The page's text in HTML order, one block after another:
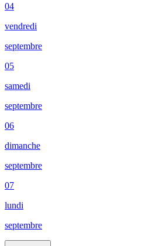
04
vendredi
septembre
05
samedi
septembre
06
dimanche
septembre
07
lundi
septembre